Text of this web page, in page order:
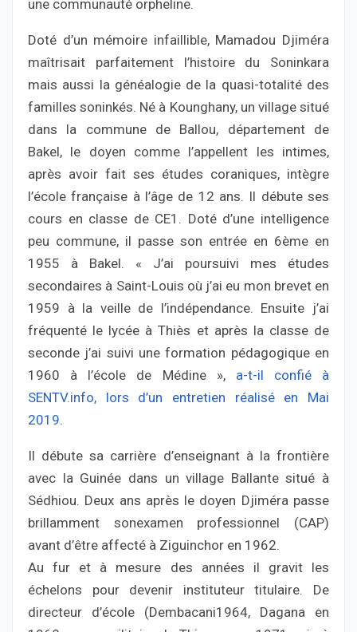
une communauté orpheline.
Doté d’un mémoire infaillible, Mamadou Djiméra
maîtrisait parfaitement l’histoire du Soninkara
mais aussi la généalogie de la quasi-totalité des
familles soninkés. Né à Kounghany, un village situé
dans la commune de Ballou, département de
Bakel, le doyen comme l’appellent les intimes,
après avoir fait ses études coraniques, intègre
l’école française à l’âge de 12 ans. Il débute ses
cours en classe de CE1. Doté d’une intelligence
peu commune, il passe son entrée en 6ème en
1955 à Bakel. « J’ai poursuivi mes études
secondaires à Saint-Louis où j’ai eu mon brevet en
1959 à la veille de l’indépendance. Ensuite j’ai
fréquenté le lycée à Thiès et après la classe de
seconde j’ai suivi une formation pédagogique en
1960 à l’école de Médine »,a-t-il confié à
SENTV.info, lors d’un entretien réalisé en Mai
2019.
Il débute sa carrière d’enseignant à la frontière
avec la Guinée dans un village Ballante situé à
Sédhiou. Deux ans après le doyen Djiméra passe
brillamment sonexamen professionnel (CAP)
avant d’être affecté à Ziguinchor en 1962.
Au fur et à mesure des années il gravit les
échelons pour devenir instituteur titulaire. De
directeur d’école (Dembacani1964, Dagana en